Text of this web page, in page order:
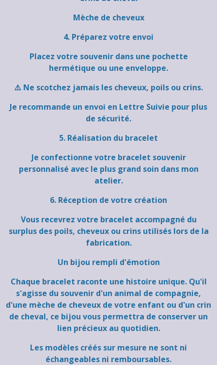
Mèche de cheveux
4. Préparez votre envoi
Placez votre souvenir dans une pochette
hermétique ou une enveloppe.
⚠️ Ne scotchez jamais les cheveux, poils ou crins.
Je recommande un envoi en Lettre Suivie pour plus
de sécurité.
5. Réalisation du bracelet
Je confectionne votre bracelet souvenir
personnalisé avec le plus grand soin dans mon
atelier.
6. Réception de votre création
Vous recevrez votre bracelet accompagné du
surplus des poils, cheveux ou crins utilisés lors de la
fabrication.
Un bijou rempli d'émotion
Chaque bracelet raconte une histoire unique. Qu'il
s'agisse du souvenir d'un animal de compagnie,
d'une mèche de cheveux de votre enfant ou d'un crin
de cheval, ce bijou vous permettra de conserver un
lien précieux au quotidien.
Les modèles créés sur mesure ne sont ni
échangeables ni remboursables.